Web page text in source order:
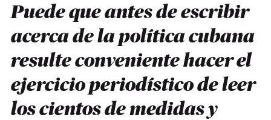
Puede que antes de escribir
acerca de la política cubana
resulte conveniente hacer el
ejercicio periodístico de leer
los cientos de medidas y